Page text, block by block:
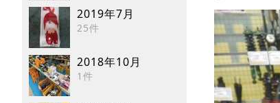
2019年7月
25件
2018年10月
1件